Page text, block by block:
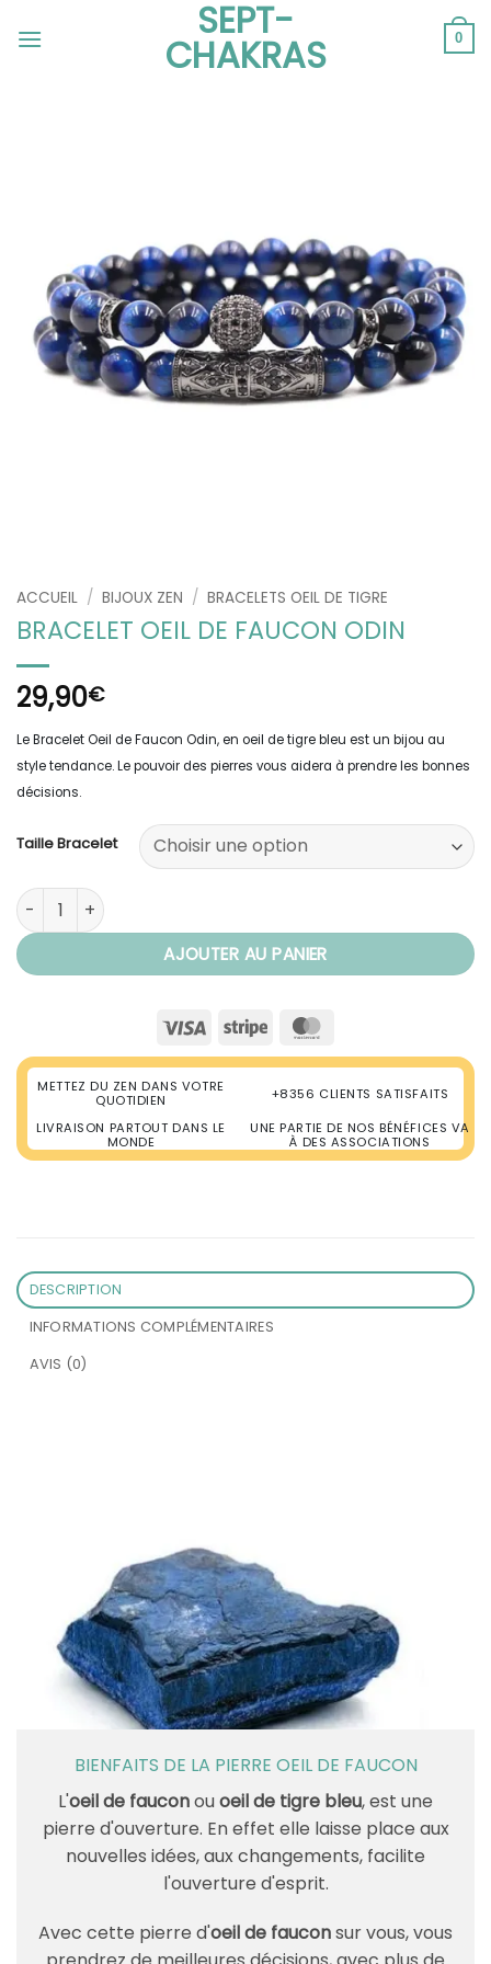
au
SEPT-
CHAKRAS 0
ACCUEIL / BIJOUX ZEN / BRACELETS OEIL DE TIGRE
BRACELET OEIL DE FAUCON ODIN
29,90€
Le Bracelet Oeil de Faucon Odin, en oeil de tigre bleu est un bijou au
style tendance. Le pouvoir des pierres vous aidera à prendre les bonnes
décisions.
Taille Bracelet
quantité de Bracelet Oeil de Faucon Odin
AJOUTER AU PANIER
Visa Stripe
METTEZ DU ZEN DANS VOTRE
QUOTIDIEN
+8356 CLIENTS SATISFAITS
LIVRAISON PARTOUT DANS LE
MONDE
UNE PARTIE DE NOS BÉNÉFICES VA
À DES ASSOCIATIONS
DESCRIPTION
INFORMATIONS COMPLÉMENTAIRES
AVIS (0)
BIENFAITS DE LA PIERRE OEIL DE FAUCON
L'oeil de fauconouoeil de tigre bleu, est une
pierre d'ouverture. En effet elle laisse place aux
nouvelles idées, aux changements, facilite
l'ouverture d'esprit.
Avec cette pierre d'oeil de fauconsur vous, vous